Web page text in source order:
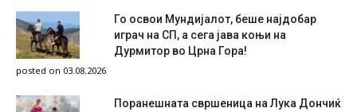
Го освои Мундијалот, беше најдобар
играч на СП, а сега јава коњи на
Дурмитор во Црна Гора!
posted on 03.08.2026
Поранешната свршеница на Лука Дончиќ